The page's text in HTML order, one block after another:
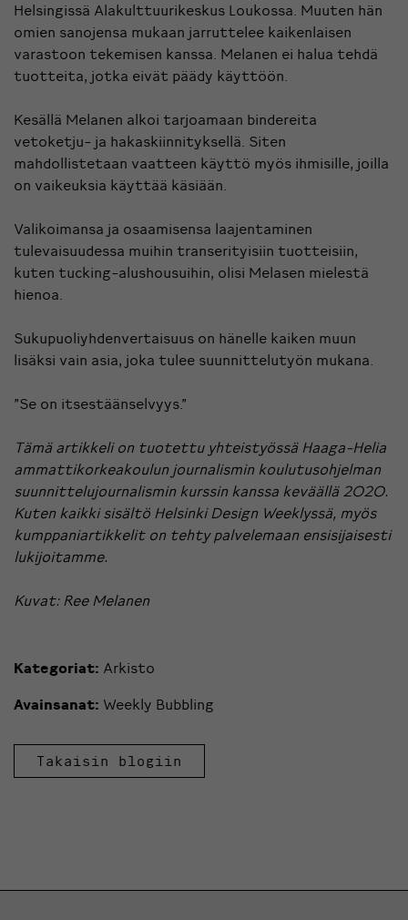
Helsingissä Alakulttuurikeskus Loukossa. Muuten hän
omien sanojensa mukaan jarruttelee kaikenlaisen
varastoon tekemisen kanssa. Melanen ei halua tehdä
tuotteita, jotka eivät päädy käyttöön.
Kesällä Melanen alkoi tarjoamaan bindereita
vetoketju- ja hakaskiinnityksellä. Siten
mahdollistetaan vaatteen käyttö myös ihmisille, joilla
on vaikeuksia käyttää käsiään.
Valikoimansa ja osaamisensa laajentaminen
tulevaisuudessa muihin transerityisiin tuotteisiin,
kuten tucking-alushousuihin, olisi Melasen mielestä
hienoa.
Sukupuoliyhdenvertaisuus on hänelle kaiken muun
lisäksi vain asia, joka tulee suunnittelutyön mukana.
”Se on itsestäänselvyys.”
Tämä artikkeli on tuotettu yhteistyössä Haaga-Helia
ammattikorkeakoulun journalismin koulutusohjelman
suunnittelujournalismin kurssin kanssa keväällä 2020.
Kuten kaikki sisältö Helsinki Design Weeklyssä, myös
kumppaniartikkelit on tehty palvelemaan ensisijaisesti
lukijoitamme.
Kuvat: Ree Melanen
Kategoriat: Arkisto
Avainsanat: Weekly Bubbling
Takaisin blogiin